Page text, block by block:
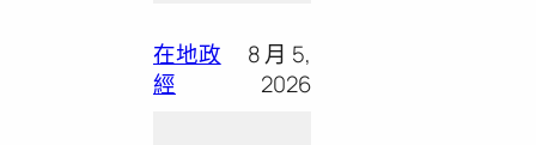
在地政
經
8 月 5,
2026